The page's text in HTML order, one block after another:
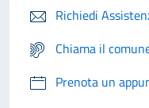
Richiedi
Chiama il
Prenota un